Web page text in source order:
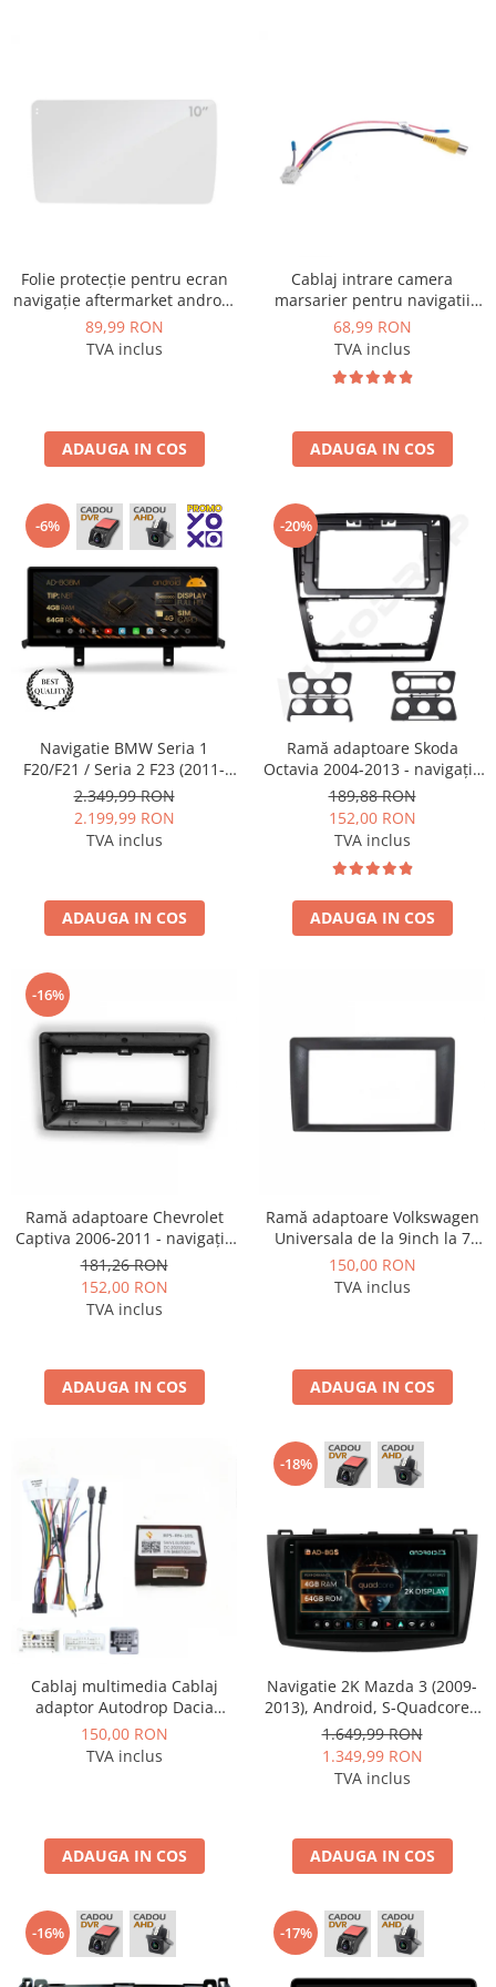
Folie protecție pentru ecran
navigație aftermarket android
10.1 inch - AD-BGCF10
89,99 RON
TVA inclus
ADAUGA IN COS
Cablaj intrare camera
marsarier pentru navigatii
Android - AD-BGCCAM1
68,99 RON
TVA inclus
ADAUGA IN COS
-6%
Navigatie BMW Seria 1
F20/F21 / Seria 2 F23 (2011-
2016), Varianta NBT, Android
13, BM-Octacore / 4GB RAM +
64GB ROM, 12.3" Inch - AD-
BGBM12004NB+AD-
2.349,99 RON
2.199,99 RON
TVA inclus
ADAUGA IN COS
-20%
Ramă adaptoare Skoda
Octavia 2004-2013 - navigație
Android 10.1″, montaj dedicat
189,88 RON
152,00 RON
TVA inclus
ADAUGA IN COS
-16%
Ramă adaptoare Chevrolet
Captiva 2006-2011 - navigație
Android 9″, montaj dedicat
181,26 RON
152,00 RON
TVA inclus
ADAUGA IN COS
Ramă adaptoare Volkswagen
Universala de la 9inch la 7
inch - navigație Android 9″,
montaj dedicat
150,00 RON
TVA inclus
ADAUGA IN COS
Cablaj multimedia Cablaj
adaptor Autodrop Dacia
Duster (2015-2017) pentru
Navigații multimedia Android
150,00 RON
TVA inclus
ADAUGA IN COS
-18%
Navigatie 2K Mazda 3 (2009-
2013), Android, S-Quadcore /
4GB RAM + 64GB ROM, 9.5
Inch - AD-BGS90042K+AD-
BGRKIT320
1.649,99 RON
1.349,99 RON
TVA inclus
ADAUGA IN COS
-16% -17%